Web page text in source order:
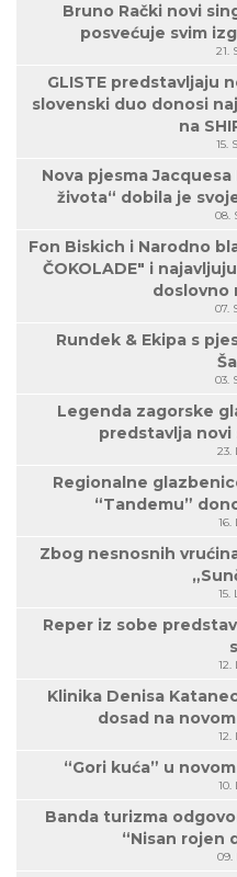
Bruno Rački novi
posvećuje svim
21.
GLISTE predstavljaju
slovenski duo donosi
na
15.
Nova pjesma
života“ dobila je
08.
Fon Biskich i Narodno
ČOKOLADE" i
doslovno
07.
Rundek & Ekipa s
03.
Legenda zagorske
predstavlja novi
23.
Regionalne
“Tandemu”
16.
Zbog nesnosnih
15.
Reper iz sobe
12.
Klinika Denisa
dosad na
12.
“Gori kuća” u
10.
Banda turizma
“Nisan rojen
09.